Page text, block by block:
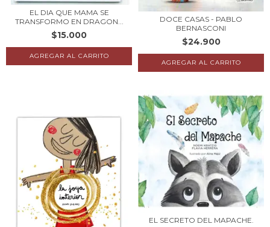
EL DIA QUE MAMA SE
TRANSFORMO EN DRAGON...
$15.000
DOCE CASAS - PABLO
BERNASCONI
$24.900
EL SECRETO DEL MAPACHE.